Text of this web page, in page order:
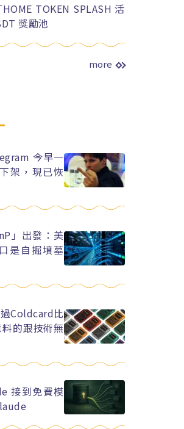
TOKEN SPLASH 活
獎勵池
more
今早一
架，現已恢
」出發：美
是自掘墳墓
Coldcard比
的跟技術無
接到免費模